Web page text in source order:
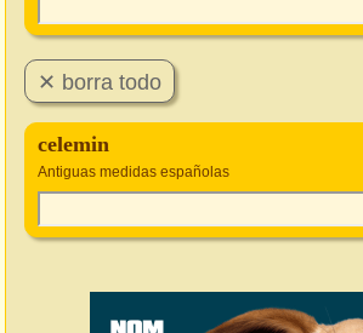
celemin
Antiguas medidas españolas